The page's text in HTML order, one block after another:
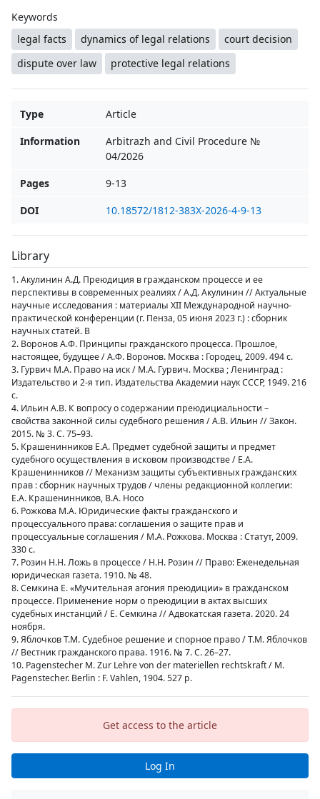
Keywords
legal facts
dynamics of legal relations
court decision
dispute over law
protective legal relations
Type
Article
Information
Arbitrazh and Civil Procedure №
04/2026
Pages
9-13
DOI
10.18572/1812-383X-2026-4-9-13
Library
1. Акулинин А.Д. Преюдиция в гражданском процессе и ее
перспективы в современных реалиях / А.Д. Акулинин // Актуальные
научные исследования : материалы XII Международной научно-
практической конференции (г. Пенза, 05 июня 2023 г.) : сборник
научных статей. В
2. Воронов А.Ф. Принципы гражданского процесса. Прошлое,
настоящее, будущее / А.Ф. Воронов. Москва : Городец, 2009. 494 с.
3. Гурвич М.А. Право на иск / М.А. Гурвич. Москва ; Ленинград :
Издательство и 2-я тип. Издательства Академии наук СССР, 1949. 216
с.
4. Ильин А.В. К вопросу о содержании преюдициальности –
свойства законной силы судебного решения / А.В. Ильин // Закон.
2015. № 3. С. 75–93.
5. Крашенинников Е.А. Предмет судебной защиты и предмет
судебного осуществления в исковом производстве / Е.А.
Крашенинников // Механизм защиты субъективных гражданских
прав : сборник научных трудов / члены редакционной коллегии:
Е.А. Крашенинников, В.А. Носо
6. Рожкова М.А. Юридические факты гражданского и
процессуального права: соглашения о защите прав и
процессуальные соглашения / М.А. Рожкова. Москва : Статут, 2009.
330 с.
7. Розин Н.Н. Ложь в процессе / Н.Н. Розин // Право: Еженедельная
юридическая газета. 1910. № 48.
8. Семкина Е. «Мучительная агония преюдиции» в гражданском
процессе. Применение норм о преюдиции в актах высших
судебных инстанций / Е. Семкина // Адвокатская газета. 2020. 24
ноября.
9. Яблочков Т.М. Судебное решение и спорное право / Т.М. Яблочков
// Вестник гражданского права. 1916. № 7. С. 26–27.
10. Pagenstecher M. Zur Lehre von der materiellen rechtskraft / M.
Pagenstecher. Berlin : F. Vahlen, 1904. 527 p.
Get access to the article
Log In